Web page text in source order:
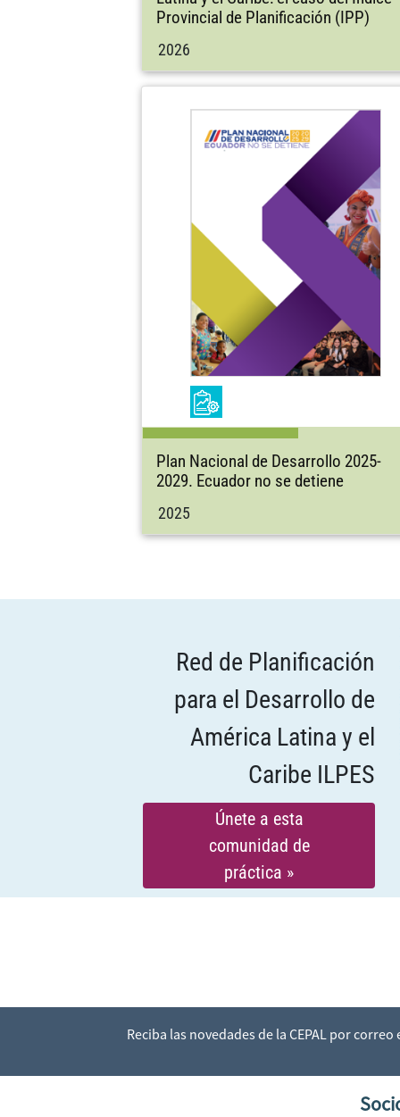
Provincial de Planificación (IPP)
2026
Plan Nacional de Desarrollo 2025-
2029. Ecuador no se detiene
2025
Red de Planificación
para el Desarrollo de
América Latina y el
Caribe ILPES
Únete a esta
comunidad de
práctica »
Reciba las novedades de la CEPAL por